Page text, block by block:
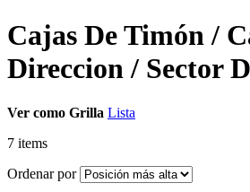
Cajas De Timón /
Direccion / Sector
Ver como Grilla Lista
7 items
Ordenar por